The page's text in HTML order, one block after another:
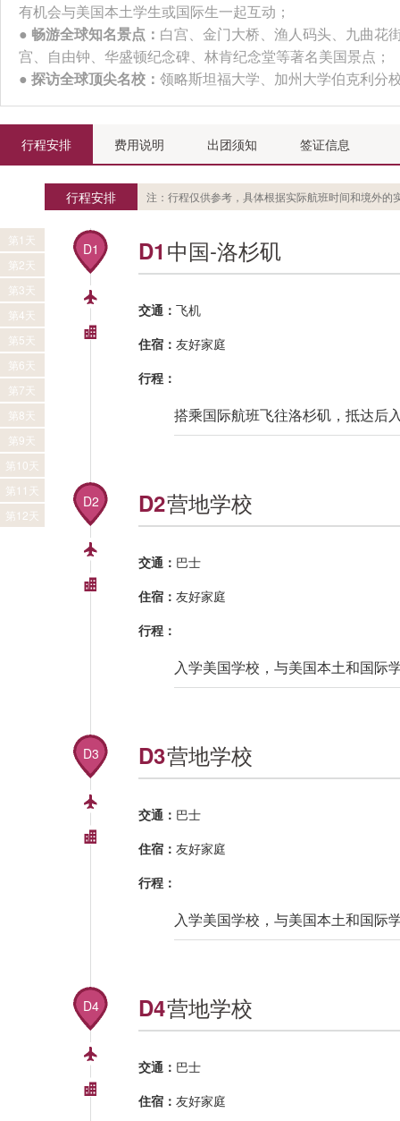
有机会与美国本土学生或国际生一起互动；
● 畅游全球知名景点： 白宫、金门大桥、渔人码头、九曲花
宫、自由钟、华盛顿纪念碑、林肯纪念堂等著名美国景点；
● 探访全球顶尖名校： 领略斯坦福大学、加州大学伯克利分
行程安排 费用说明 出团须知 签证信息
行程安排 注：行程仅供参考，具体根据实际航班时间和境外的
第1天
第2天
第3天
第4天
第5天
第6天
第7天
第8天
第9天
第10天
第11天
第12天
D1 D1 中国-洛杉矶
交通： 飞机
住宿： 友好家庭
行程：
搭乘国际航班飞往洛杉矶，抵达后
D2 D2营地学校
交通： 巴士
住宿： 友好家庭
行程：
入学美国学校，与美国本土和国际
D3 D3营地学校
交通： 巴士
住宿： 友好家庭
行程：
入学美国学校，与美国本土和国际
D4 D4营地学校
交通： 巴士
住宿： 友好家庭